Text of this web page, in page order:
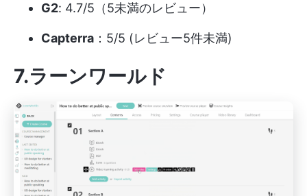
G2: 4.7/5（5未満のレビュー）
Capterra ：5/5 (レビュー5件未満)
7.ラーンワールド